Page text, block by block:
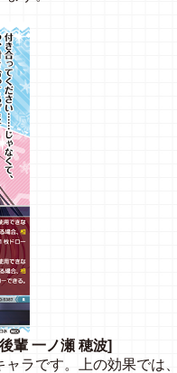
輩 一ノ瀬 穂波]
ャラです。上の効果では